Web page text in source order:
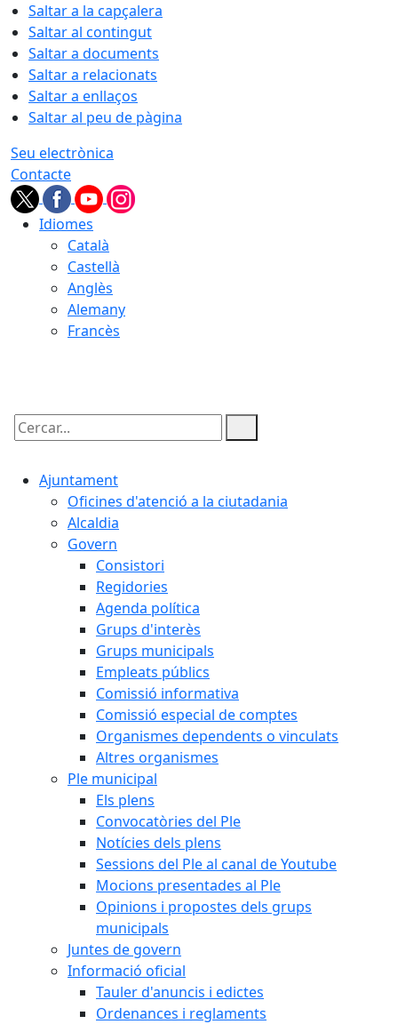
Saltar a la capçalera
Saltar al contingut
Saltar a documents
Saltar a relacionats
Saltar a enllaços
Saltar al peu de pàgina
Seu electrònica
Contacte
Idiomes
Català
Castellà
Anglès
Alemany
Francès
Cercar:
Ajuntament
Oficines d'atenció a la ciutadania
Alcaldia
Govern
Consistori
Regidories
Agenda política
Grups d'interès
Grups municipals
Empleats públics
Comissió informativa
Comissió especial de comptes
Organismes dependents o vinculats
Altres organismes
Ple municipal
Els plens
Convocatòries del Ple
Notícies dels plens
Sessions del Ple al canal de Youtube
Mocions presentades al Ple
Opinions i propostes dels grups
municipals
Juntes de govern
Informació oficial
Tauler d'anuncis i edictes
Ordenances i reglaments